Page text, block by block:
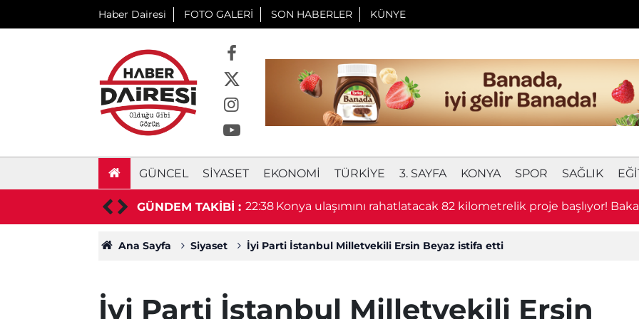
Haber Dairesi FOTO GALERİ SON HABERLER KÜNYE
GÜNCEL SIYASET EKONOMI TÜRKIYE 3. SAYFA KONYA SPOR SAĞLIK
GÜNDEM TAKİBİ :
hayatını kaybetti 22:38 Konya ulaşımını rahatlatacak 82 kilometrelik proje başlıyor!
duyurdu
Ana Sayfa Siyaset İyi Parti İstanbul Milletvekili Ersin Beyaz istifa etti
İyi Parti İstanbul Milletvekili Ersin